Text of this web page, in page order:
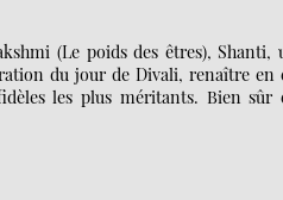
(Le poids des êtres), Shanti,
du jour de Divali, renaître en
les plus méritants. Bien sûr